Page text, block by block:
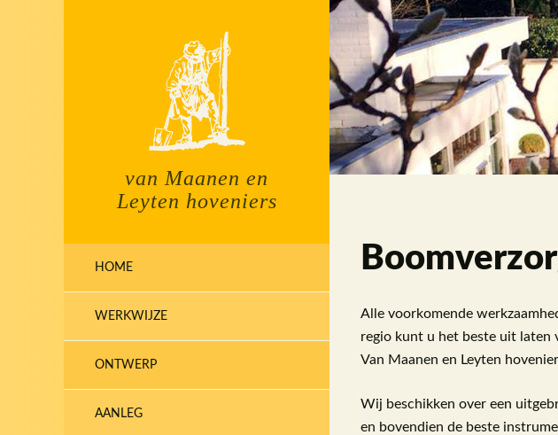
van Maanen en
Leyten hoveniers
HOME
WERKWIJZE
ONTWERP
AANLEG
Alle voorkomende
regio kunt u het beste uit laten
Van Maanen en Leyten
Wij beschikken over een
en bovendien de beste